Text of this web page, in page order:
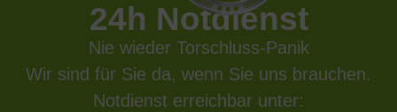
24h Notdienst
Nie wieder Torschluss-Panik
Wir sind für Sie da, wenn Sie uns brauchen.
Notdienst erreichbar unter: